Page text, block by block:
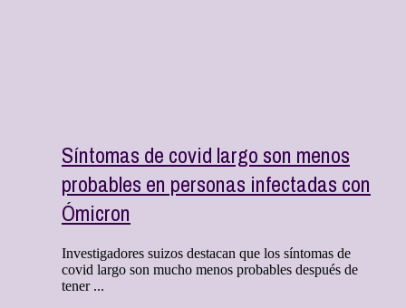
Síntomas de covid largo son menos
probables en personas infectadas con
Ómicron
Investigadores suizos destacan que los síntomas de
covid largo son mucho menos probables después de
tener ...